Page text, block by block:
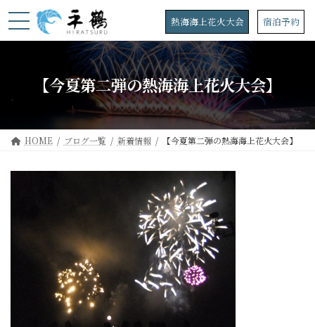
ン
プ
ビ
動
熱海海上花火大会 宿泊予約
【今夏第二弾の熱海海上花火大会】
HOME ブログ一覧 新着情報 【今夏第二弾の熱海海上花火大会】